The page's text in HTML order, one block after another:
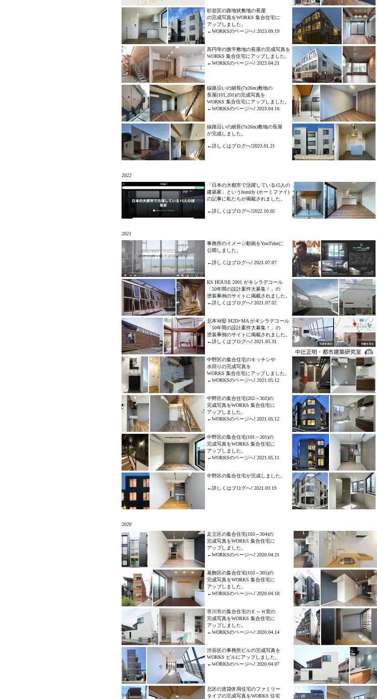
杉並区の路地状敷地の長屋
の完成写真をWORKS 集合住宅に
アップしました。
←WORKSのページへ! 2023.09.19
高円寺の旗竿敷地の長屋の完成写真を
WORKS 集合住宅にアップしました。
←WORKSのページへ! 2023.04.21
線路沿いの細長(7x26m)敷地の
長屋(101,201)の完成写真を
WORKS 集合住宅にアップしました。
←WORKSのページへ! 2023.04.16
線路沿いの細長(7x26m)敷地の長屋
が完成しました。
←詳しくはブログへ!2023.01.21
2022
「日本の大都市で活躍している15人の
建築家」というhomify (ホーミファイ)
の記事に私たちが掲載されました。
←詳しくはブログへ!2022.10.05
2021
事務所のイメージ動画をYouTubeに
公開しました。
←詳しくはブログへ! 2021.07.07
KS HOUSE 2001 がキシラデコール
「50年間の設計案件大募集！」の
塗装事例のサイトに掲載されました。
←詳しくはブログへ! 2021.07.02
北本Ｍ邸 M2D+MA がキシラデコール
「50年間の設計案件大募集！」の
塗装事例のサイトに掲載されました。
←詳しくはブログへ! 2021.05.31
中野区の集合住宅のキッチンや
水回りの完成写真を
WORKS 集合住宅にアップしました。
←WORKSのページへ! 2021.05.12
中野区の集合住宅(202～302)の
完成写真をWORKS 集合住宅に
アップしました。
←WORKSのページへ! 2021.05.12
中野区の集合住宅(101～201)の
完成写真をWORKS 集合住宅に
アップしました。
←WORKSのページへ! 2021.05.11
中野区の集合住宅が完成しました。
←詳しくはブログへ! 2021.03.19
2020
足立区の集合住宅(103～304)の
完成写真をWORKS 集合住宅に
アップしました。
←WORKSのページへ! 2020.04.21
葛飾区の集合住宅(103～305)の
完成写真をWORKS 集合住宅に
アップしました。
←WORKSのページへ! 2020.04.18
市川市の集合住宅のＥ～Ｈ室の
完成写真をWORKS 集合住宅に
アップしました。
←WORKSのページへ! 2020.04.14
渋谷区の事務所ビルの完成写真を
WORKS ビルにアップしました。
←WORKSのページへ! 2020.04.07
北区の賃貸併用住宅のファミリー
タイプの完成写真をWORKS 住宅